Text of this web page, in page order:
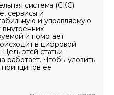
система (СКС)
сервисы и
и управляемую
внутренних
и помогает
в цифровой
Цель этой статьи —
работает. Чтобы уловить
принципов ее